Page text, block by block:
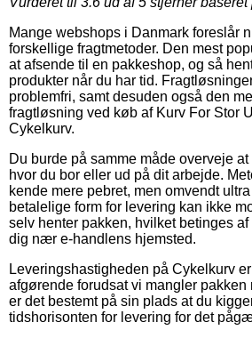
Mange webshops i Danmark foreslår
forskellige fragtmetoder. Den mest
at afsende til en pakkeshop, og så
produkter når du har tid.
problemfri, samt desuden også den
fragtløsning ved køb af Kurv For Stor
Cykelkurv.
Du burde på samme måde overveje at
hvor du bor eller ud på dit arbejde.
kende mere pebret, men omvendt
betalelige form for levering kan ikke
selv henter pakken, hvilket betinges
dig nær e-handlens hjemsted.
Leveringshastigheden på Cykelkurv
afgørende forudsat vi mangler pakken
er det bestemt på sin plads at du
tidshorisonten for levering for det